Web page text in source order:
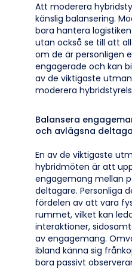
Att moderera
känslig balansering.
bara hantera
utan också se till att
om de är personligen
engagerade och kan
av de viktigaste
moderera
Balansera
och avlägsna
En av de viktigaste
hybridmöten är att
engagemang mellan
deltagare. Personliga
fördelen av att vara
rummet, vilket kan
interaktioner,
av engagemang.
ibland känna sig
bara passivt